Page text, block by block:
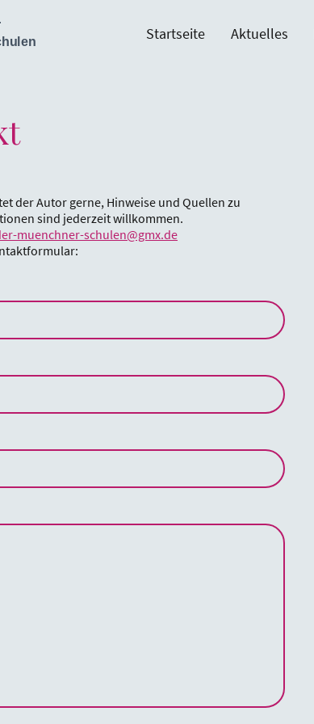
Startseite Aktuelles
der Autor gerne, Hinweise und Quellen zu
sind jederzeit willkommen.
muenchner-schulen@gmx.de